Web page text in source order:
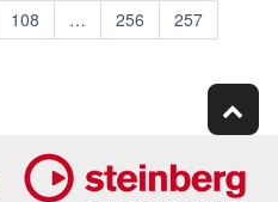
108 … 256
257